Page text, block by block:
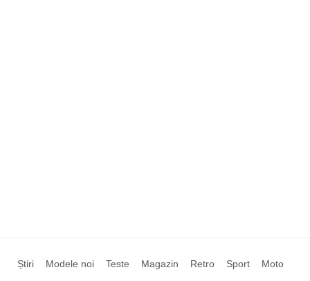
Știri Modele noi Teste Magazin Retro Sport Moto